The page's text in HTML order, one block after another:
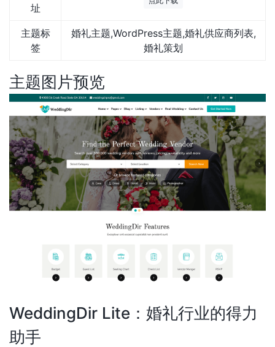
址
主题标
签
婚礼主题,WordPress主题,婚礼供应商列表,
婚礼策划
主题图片预览
WeddingDir Lite：婚礼行业的得力
助手